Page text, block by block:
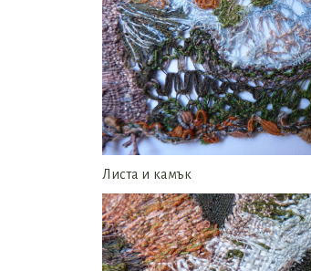
Листа и камък